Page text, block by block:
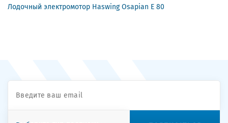
Лодочный электромотор Haswing Osapian E 80